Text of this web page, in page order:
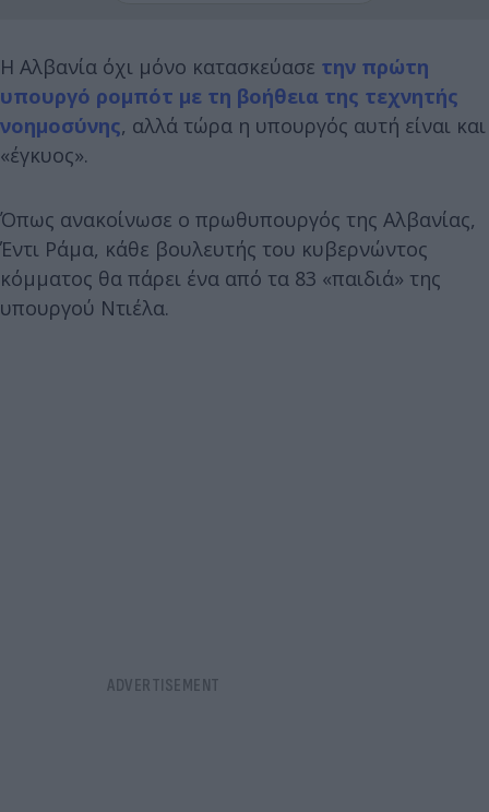
Η Αλβανία όχι μόνο κατασκεύασε την πρώτη
υπουργό ρομπότ με τη βοήθεια της τεχνητής
νοημοσύνης, αλλά τώρα η υπουργός αυτή είναι και
«έγκυος».
Όπως ανακοίνωσε ο πρωθυπουργός της Αλβανίας,
Έντι Ράμα, κάθε βουλευτής του κυβερνώντος
κόμματος θα πάρει ένα από τα 83 «παιδιά» της
υπουργού Ντιέλα.